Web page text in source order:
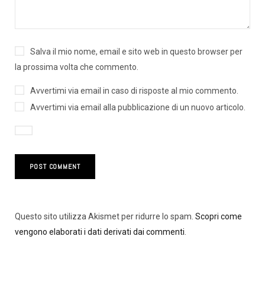
Salva il mio nome, email e sito web in questo browser per
la prossima volta che commento.
Avvertimi via email in caso di risposte al mio commento.
Avvertimi via email alla pubblicazione di un nuovo articolo.
Questo sito utilizza Akismet per ridurre lo spam. Scopri come
vengono elaborati i dati derivati dai commenti